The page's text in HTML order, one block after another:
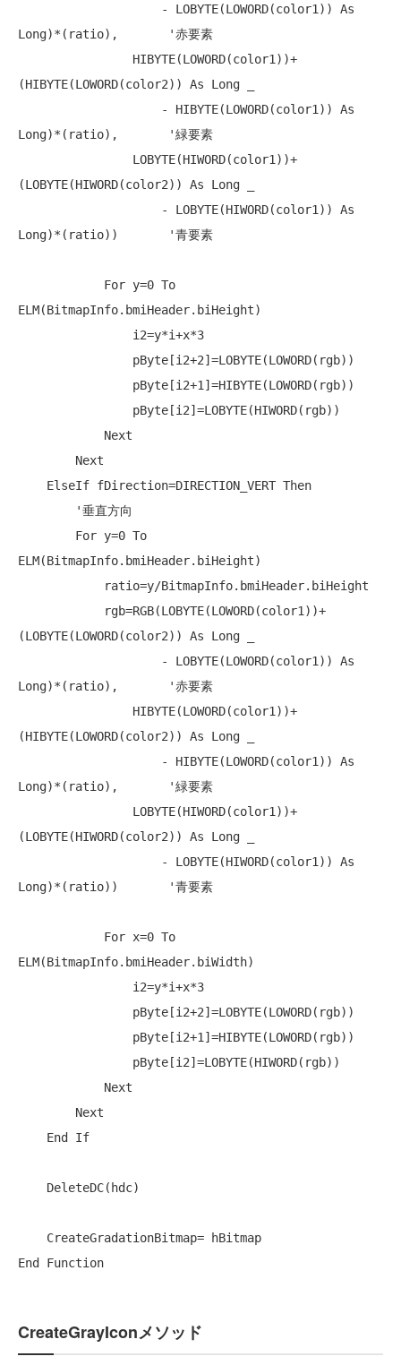
                    - LOBYTE(LOWORD(color1))
As
Long)*(ratio),
'赤要素
(HIBYTE(LOWORD(color2)) As Long
                    - HIBYTE(LOWORD(color1))
As
Long)*(ratio),
'緑要素
(LOBYTE(HIWORD(color2)) As Long
                    - LOBYTE(HIWORD(color1))
As
Long)*(ratio)) '青要素
For y=0 To
ELM(BitmapInfo.bmiHeader.biHeight)
Next
Next
ElseIf fDirection=DIRECTION_VERT Then
'垂直方向
For y=0 To
ELM(BitmapInfo.bmiHeader.biHeight)
(LOBYTE(LOWORD(color2)) As Long
                    - LOBYTE(LOWORD(color1))
As
Long)*(ratio),
'赤要素
(HIBYTE(LOWORD(color2)) As Long
                    - HIBYTE(LOWORD(color1))
As
Long)*(ratio),
'緑要素
(LOBYTE(HIWORD(color2)) As Long
                    - LOBYTE(HIWORD(color1))
As
Long)*(ratio)) '青要素
For x=0 To
ELM(BitmapInfo.bmiHeader.biWidth)
Next
Next
End
If
End
Function
CreateGrayIconメソッド